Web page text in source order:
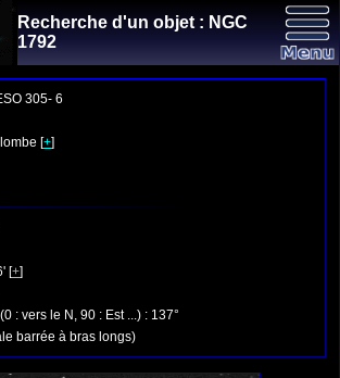
Recherche d'un objet : NGC
1792
305- 6
[+]
[+]
: vers le N, 90 : Est ...) : 137°
barrée à bras longs)